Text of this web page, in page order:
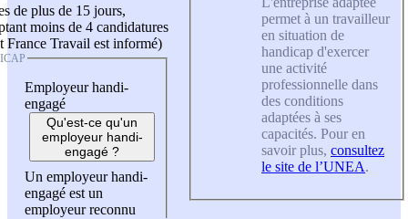
de plus de 15 jours,
moins de 4 candidatures
France Travail est informé)
Employeur handi-
engagé
Qu'est-ce qu'un
employeur handi-
engagé ?
Un employeur handi-
engagé est un
employeur reconnu
permet à un travailleur
en situation de
handicap d'exercer
une activité
professionnelle dans
des conditions
adaptées à ses
capacités. Pour en
savoir plus, consultez
le site de l’UNEA.